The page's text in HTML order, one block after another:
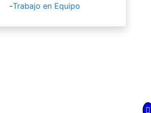
-Trabajo en Equipo